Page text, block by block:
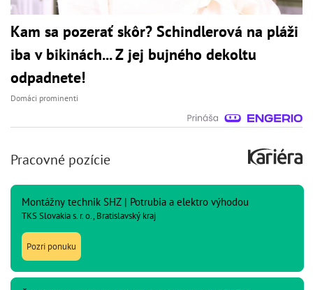
Kam sa pozerať skôr? Schindlerová na pláži
iba v bikinách... Z jej bujného dekoltu
odpadnete!
Domáci prominenti
Pracovné pozície
Montážny technik SHZ | Potrubia a elektro výhodou
TKS Slovakia s. r. o., Bratislavský kraj
Pozri ponuku